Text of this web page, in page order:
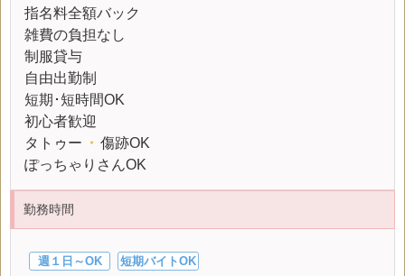
指名料全額バック
雑費の負担なし
制服貸与
自由出勤制
短期･短時間OK
初心者歓迎
タトゥー ・ 傷跡OK
ぽっちゃりさんOK
勤務時間
週１日～OK 短期バイトOK